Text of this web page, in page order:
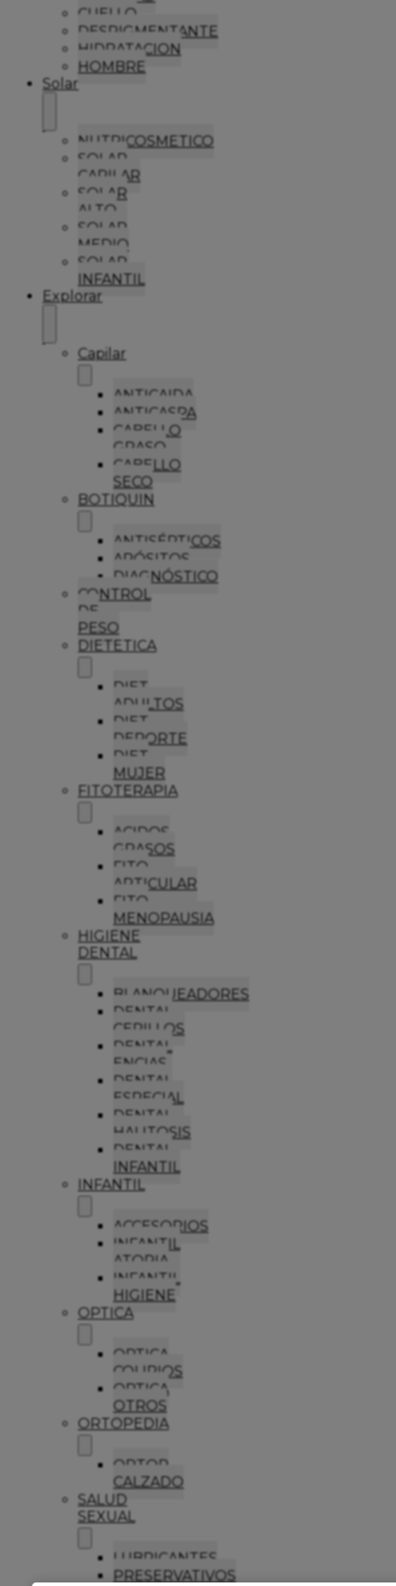
CUELLO
DESPIGMENTANTE
HIDRATACION
HOMBRE
Solar
NUTRICOSMETICO
SOLAR
CAPILAR
SOLAR
ALTO
SOLAR
MEDIO
SOLAR
INFANTIL
Explorar
Capilar
ANTICAIDA
ANTICASPA
CABELLO
GRASO
CABELLO
SECO
BOTIQUIN
ANTISÉPTICOS
APÓSITOS
DIAGNÓSTICO
CONTROL
DE
PESO
DIETETICA
DIET
ADULTOS
DIET
DEPORTE
DIET
MUJER
FITOTERAPIA
ACIDOS
GRASOS
FITO
ARTICULAR
FITO
MENOPAUSIA
HIGIENE
DENTAL
BLANQUEADORES
DENTAL
CEPILLOS
DENTAL
ENCIAS
DENTAL
ESPECIAL
DENTAL
HALITOSIS
DENTAL
INFANTIL
INFANTIL
ACCESORIOS
INFANTIL
ATOPIA
INFANTIL
HIGIENE
OPTICA
OPTICA
COLIRIOS
OPTICA
OTROS
ORTOPEDIA
ORTOP
CALZADO
SALUD
SEXUAL
LUBRICANTES
PRESERVATIVOS